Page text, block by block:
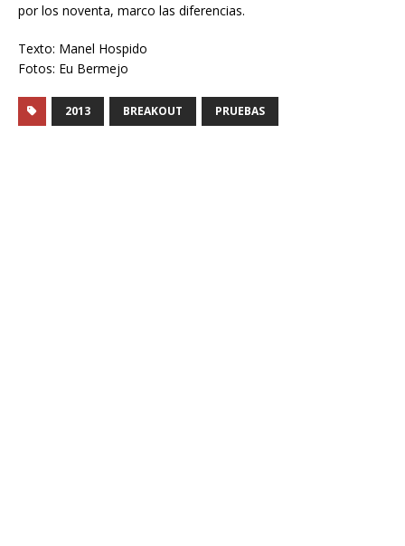
por los noventa, marco las diferencias.
Texto: Manel Hospido
Fotos: Eu Bermejo
2013 BREAKOUT PRUEBAS